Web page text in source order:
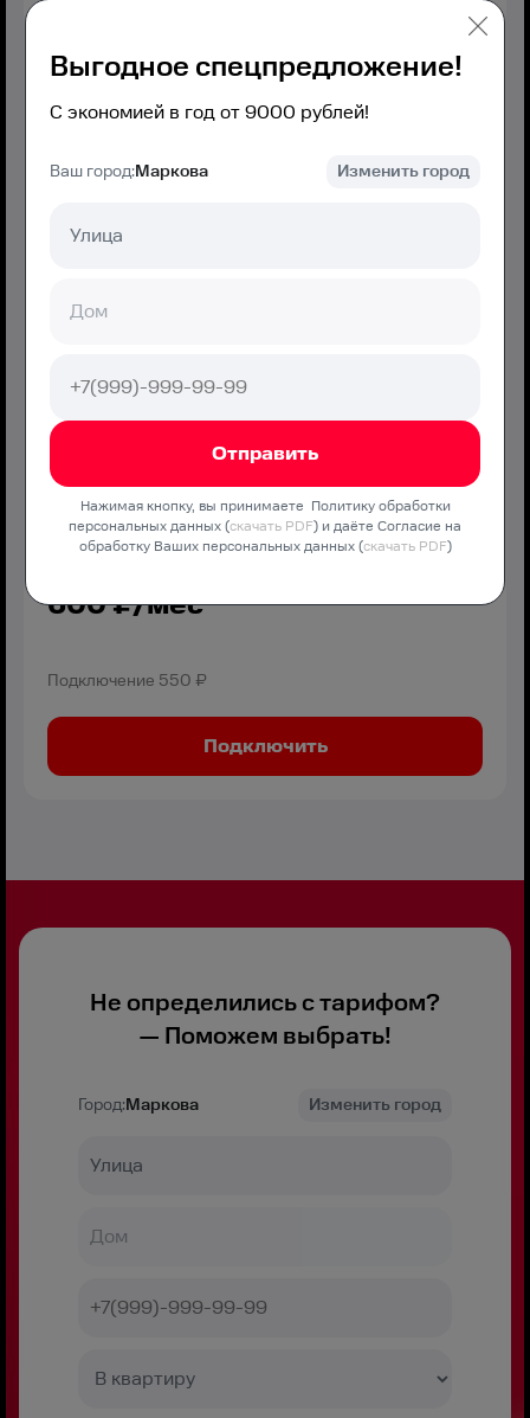
МТС Дома Хорошо
Оптимальная скорость без переплат и дополнительных
Связь
КИОН
600₽/мес
Подключение 550 ₽
Подключить
Не определились с тарифом?
— Поможем выбрать!
Город:Маркова Изменить город
Выгодное спецпредложение!
С экономией в год от 9000 рублей!
Ваш город:Маркова Изменить город
Нажимая кнопку, вы принимаете Политику обработки
персональных данных (скачать PDF) и даёте Согласие на
обработку Ваших персональных данных (скачать PDF)